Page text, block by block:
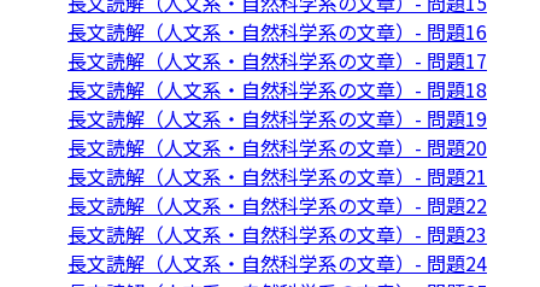
長文読解（人文系・自然科学系の文章）- 問題16
長文読解（人文系・自然科学系の文章）- 問題17
長文読解（人文系・自然科学系の文章）- 問題18
長文読解（人文系・自然科学系の文章）- 問題19
長文読解（人文系・自然科学系の文章）- 問題20
長文読解（人文系・自然科学系の文章）- 問題21
長文読解（人文系・自然科学系の文章）- 問題22
長文読解（人文系・自然科学系の文章）- 問題23
長文読解（人文系・自然科学系の文章）- 問題24